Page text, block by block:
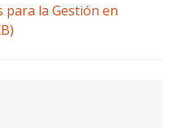
para la Gestión en
)